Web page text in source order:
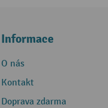
Informace
O nás
Kontakt
Doprava zdarma